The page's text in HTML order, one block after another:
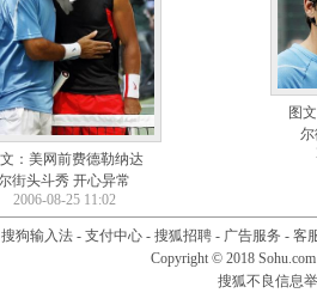
：美网前费德勒纳达
街头斗秀 开心异常
2006-08-25 11:02
图
搜狗输入法- 支付中心- 搜狐招聘- 广告服务 - 客
Copyright © 2018
搜狐不良信息